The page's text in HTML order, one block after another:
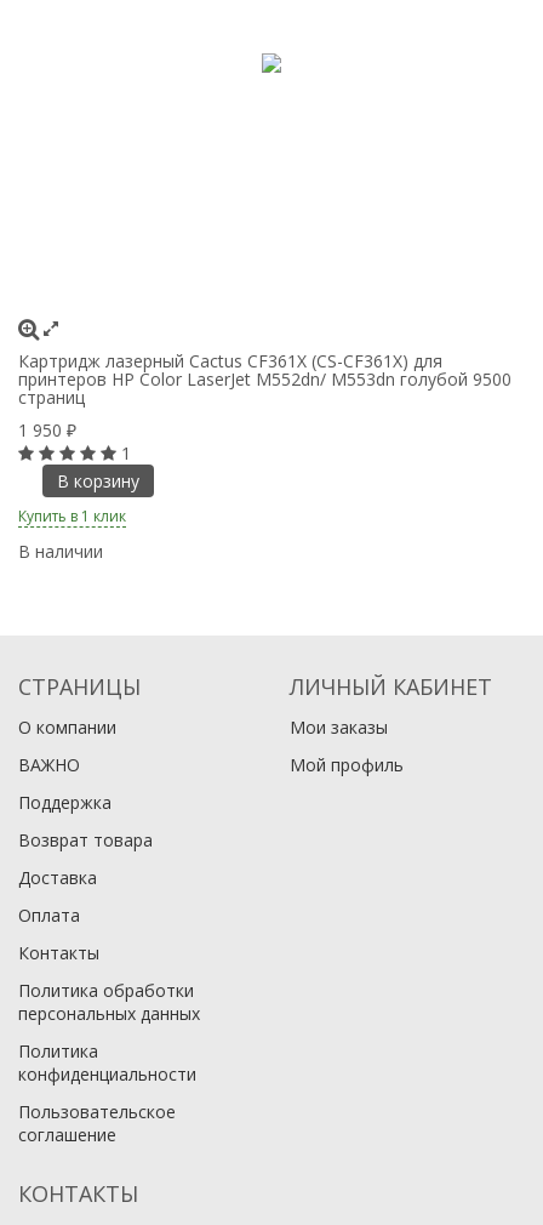
Картридж лазерный Cactus CF361X (CS-CF361X) для
принтеров HP Color LaserJet M552dn/ M553dn голубой 9500
страниц
1 950 ₽
1
В корзину
Купить в 1 клик
В наличии
СТРАНИЦЫ
О компании
ВАЖНО
Поддержка
Возврат товара
Доставка
Оплата
Контакты
Политика обработки
персональных данных
Политика
конфиденциальности
Пользовательское
соглашение
ЛИЧНЫЙ КАБИНЕТ
Мои заказы
Мой профиль
КОНТАКТЫ